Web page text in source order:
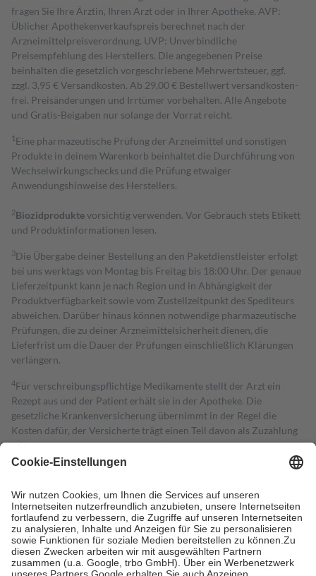
fragen Sie Ihre Ärztin, Ihren Arzt oder in Ihrer Apotheke. AVP:
Üblicher Apothekenverkaufspreis berechnet nach der
Arzneimittelpreisverordnung. UVP: Unverbindliche
Preisempfehlung des Herstellers. Die angegebenen Preise
beinhalten die gesetzlich vorgeschriebene Mehrwertsteuer, ggf.
zzgl. 3,95 € Versandkosten. Ab 29,00 € Bestell­wert versand­kosten­
frei. Preisänderungen und Irrtümer vorbehalten. Alle Angebote
und Gratis-Beigaben nur solange der Vorrat reicht.
1 Eine pharmazeutische Prüfung der Arzneimittel und sonstigen
Produkte in deinem Warenkorb beinhaltet die Durchführung von
Wechselwirkungschecks und die Prüfung etwaiger
Anwendungshinweise des Herstellers.
2Biozidproduktevorsichtig verwenden. Vor Gebrauch stets Etikett
und Produktinformationen lesen.
3Die Übergabe deiner Bestellung an den Paketdienstleister erfolgt
bei uns werktags von Montag bis Freitag bis 18:00 Uhr. Der genaue
Lieferzeitpunkt kann je nach Region und in Abhängigkeit der
Produktverfügbarkeit sowie vom Zustellzeitpunkt des Spediteurs
abweichen. Darüber hinaus können notwendige pharmazeutische
Prüfungen, die zu deiner Arzneimittelsicherheit dienen, die
Lieferfrist um die Dauer der Prüfungen einschließlich Klärungen
verlängern.
4Für verschreibungspflichtige Medikamente stellt der Arzt ein
Rezept aus und der Patient erhält sie in der Apotheke. Die
gesetzliche Krankenversicherung übernimmt in der Regel die
Kosten dafür, der Versicherte trägt einen Teil davon als Zuzahlung
mit.
Grundsätzlich leisten Mitglieder Zuzahlungen in Höhe von zehn
höchstens zehn Euro.
Es sind jedoch nie mehr als die tatsächlichen
Kosten der Leistung zu entrichten.
Diese Regeln gelten grundsätzlich auch für Online-Apotheken.
Bei Heilmitteln und häuslicher Krankenpflege beträgt die
Zuzahlung zehn Prozent der Kosten sowie zehn Euro je
Verordnung.